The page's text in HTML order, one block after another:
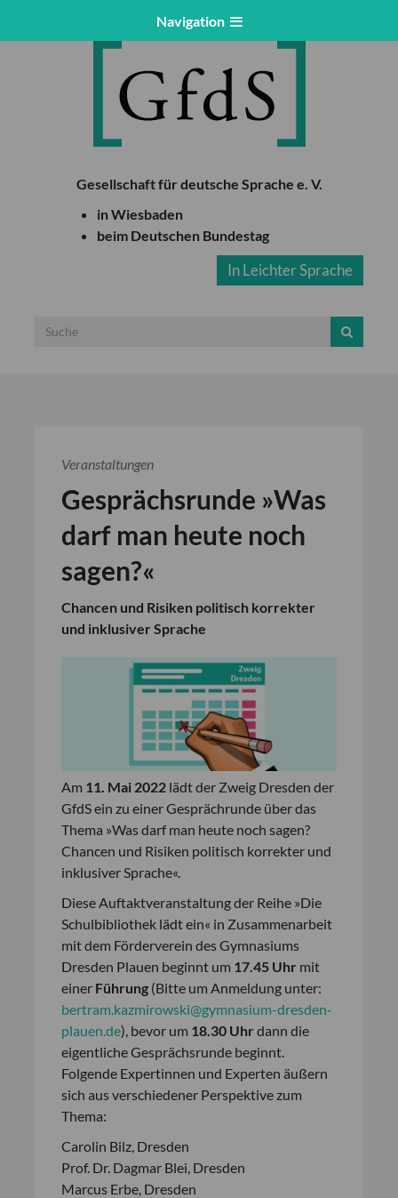
Navigation
Gesellschaft für deutsche Sprache e. V.
in Wiesbaden
beim Deutschen Bundestag
In Leichter Sprache
Veranstaltungen
Gesprächsrunde »Was
darf man heute noch
sagen?«
Chancen und Risiken politisch korrekter
und inklusiver Sprache
Am 11. Mai 2022 lädt der Zweig Dresden der
GfdS ein zu einer Gesprächrunde über das
Thema »Was darf man heute noch sagen?
Chancen und Risiken politisch korrekter und
inklusiver Sprache«.
Diese Auftaktveranstaltung der Reihe »Die
Schulbibliothek lädt ein« in Zusammenarbeit
mit dem Förderverein des Gymnasiums
Dresden Plauen beginnt um 17.45 Uhr mit
einer Führung (Bitte um Anmeldung unter:
bertram.kazmirowski@gymnasium-dresden-
plauen.de), bevor um 18.30 Uhr dann die
eigentliche Gesprächsrunde beginnt.
Folgende Expertinnen und Experten äußern
sich aus verschiedener Perspektive zum
Thema:
Carolin Bilz, Dresden
Prof. Dr. Dagmar Blei, Dresden
Marcus Erbe, Dresden